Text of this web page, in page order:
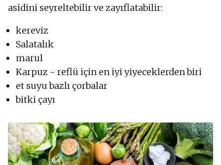
asidini seyreltebilir ve zayıflatabilir:
kereviz
Salatalık
marul
Karpuz - reflü için en iyi yiyeceklerden biri
et suyu bazlı çorbalar
bitki çayı